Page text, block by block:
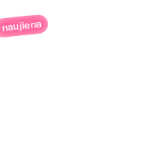
naujiena